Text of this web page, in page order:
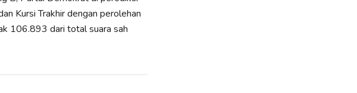
Kursi Trakhir dengan perolehan
106.893 dari total suara sah